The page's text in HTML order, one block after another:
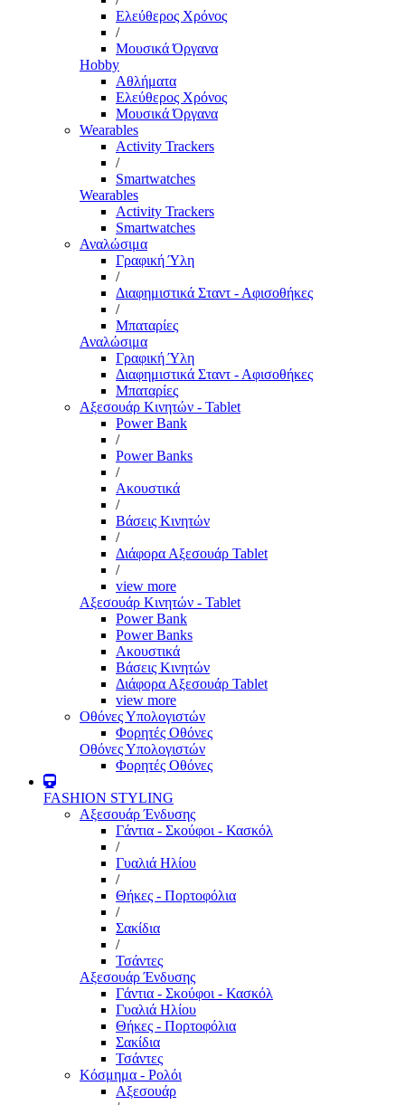
Ελεύθερος Χρόνος
/
Μουσικά Όργανα
Hobby
Αθλήματα
Ελεύθερος Χρόνος
Μουσικά Όργανα
Wearables
Activity Trackers
/
Smartwatches
Wearables
Activity Trackers
Smartwatches
Αναλώσιμα
Γραφική Ύλη
/
Διαφημιστικά Σταντ - Αφισοθήκες
/
Μπαταρίες
Αναλώσιμα
Γραφική Ύλη
Διαφημιστικά Σταντ - Αφισοθήκες
Μπαταρίες
Αξεσουάρ Κινητών - Tablet
Power Bank
/
Power Banks
/
Ακουστικά
/
Βάσεις Κινητών
/
Διάφορα Αξεσουάρ Tablet
/
view more
Αξεσουάρ Κινητών - Tablet
Power Bank
Power Banks
Ακουστικά
Βάσεις Κινητών
Διάφορα Αξεσουάρ Tablet
view more
Οθόνες Υπολογιστών
Φορητές Οθόνες
Οθόνες Υπολογιστών
Φορητές Οθόνες
FASHION STYLING
Αξεσουάρ Ένδυσης
Γάντια - Σκούφοι - Κασκόλ
/
Γυαλιά Ηλίου
/
Θήκες - Πορτοφόλια
/
Σακίδια
/
Τσάντες
Αξεσουάρ Ένδυσης
Γάντια - Σκούφοι - Κασκόλ
Γυαλιά Ηλίου
Θήκες - Πορτοφόλια
Σακίδια
Τσάντες
Κόσμημα - Ρολόι
Αξεσουάρ